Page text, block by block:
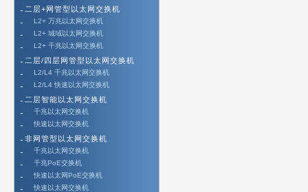
二层+网管型以太网交换机
L2+ 万兆以太网交换机
L2+ 城域以太网交换机
L2+ 千兆以太网交换机
二层/四层网管型以太网交换机
L2/L4 千兆以太网交换机
L2/L4 快速以太网交换机
二层智能以太网交换机
千兆以太网交换机
快速以太网交换机
非网管型以太网交换机
千兆以太网交换机
千兆PoE交换机
快速以太网PoE交换机
快速以太网交换机